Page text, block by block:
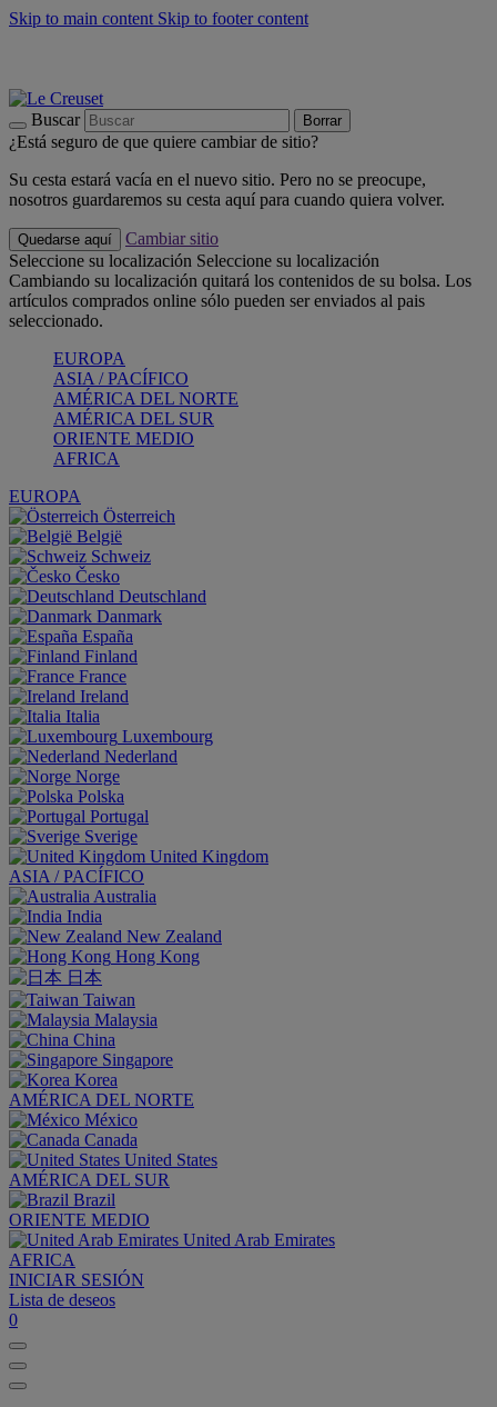
Skip to main content Skip to footer content
Buscar Borrar
¿Está seguro de que quiere cambiar de sitio?
Su cesta estará vacía en el nuevo sitio. Pero no se preocupe,
nosotros guardaremos su cesta aquí para cuando quiera volver.
Quedarse aquí
Cambiar sitio
Seleccione su localización Seleccione su localización
Cambiando su localización quitará los contenidos de su bolsa. Los
artículos comprados online sólo pueden ser enviados al pais
seleccionado.
EUROPA
ASIA / PACÍFICO
AMÉRICA DEL NORTE
AMÉRICA DEL SUR
ORIENTE MEDIO
AFRICA
EUROPA
Österreich
België
Schweiz
Česko
Deutschland
Danmark
España
Finland
France
Ireland
Italia
Luxembourg
Nederland
Norge
Polska
Portugal
Sverige
United Kingdom
ASIA / PACÍFICO
Australia
India
New Zealand
Hong Kong
日本
Taiwan
Malaysia
China
Singapore
Korea
AMÉRICA DEL NORTE
México
Canada
United States
AMÉRICA DEL SUR
Brazil
ORIENTE MEDIO
United Arab Emirates
AFRICA
INICIAR SESIÓN
Lista de deseos
0